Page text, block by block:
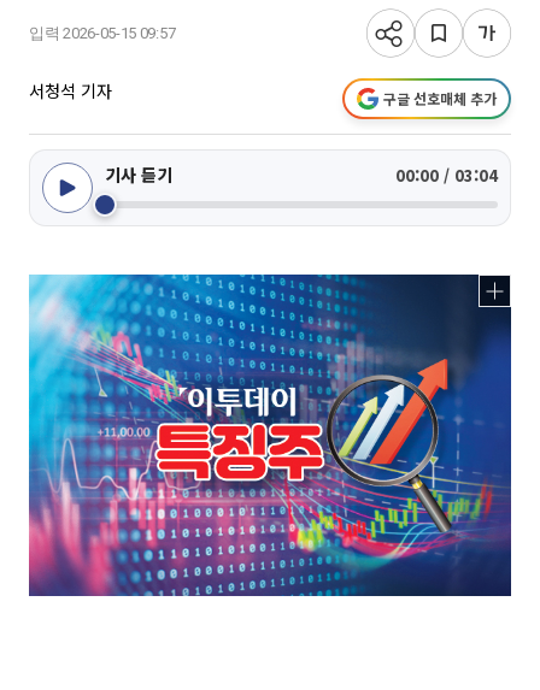
입력 2026-05-15 09:57
서청석 기자 구글 선호매체 추가
기사 듣기 00:00 / 03:04